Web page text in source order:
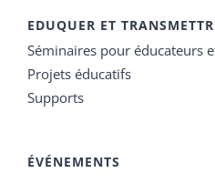
EDUQUER ET
Séminaires pour éducateurs
Projets éducatifs
Supports
ÉVÉNEMENTS